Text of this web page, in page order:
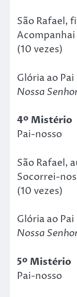
São Rafael,
Acompanhai
(10 vezes)
Glória ao Pai
Nossa
4º Mistério
Pai-nosso
São Rafael,
Socorrei-
(10 vezes)
Glória ao Pai
Nossa
5º Mistério
Pai-nosso